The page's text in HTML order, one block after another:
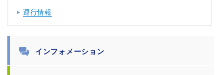
運行情報
インフォメーション